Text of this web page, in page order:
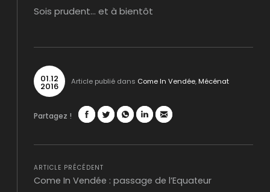
Sois prudent… et à bientôt
01.12
2016 Article publié dans Come In Vendée,Mécénat
Partagez !
ARTICLE PRÉCÉDENT
Come In Vendée : passage de l’Equateur